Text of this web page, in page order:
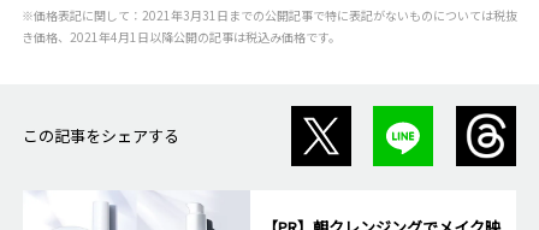
※価格表記に関して：2021年3月31日までの公開記事で特に表記がないものについては税抜
き価格、2021年4月1日以降公開の記事は税込み価格です。
この記事をシェアする